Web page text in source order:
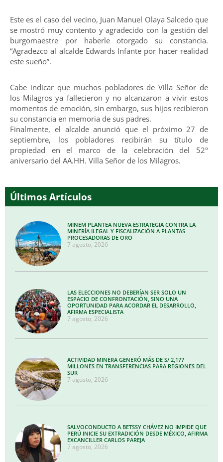
Este es el caso del vecino, Juan Manuel Olaya Salcedo que
se mostró muy contento y agradecido con la gestión del
burgomaestre por haberle otorgado su constancia.
“Agradezco al alcalde Edwards Infante por hacer realidad
este sueño”.
Cabe indicar que muchos pobladores de Villa Señor de
los Milagros ya fallecieron y no alcanzaron a vivir estos
momentos de emoción, sin embargo, sus hijos recibieron
su constancia en memoria de sus padres.
Finalmente, el alcalde anunció que el próximo 27 de
septiembre, los pobladores recibirán su título de
propiedad en el marco de la celebración del 52º
aniversario del AA.HH. Villa Señor de los Milagros.
Últimos Artículos
MINEM PLANTEA NUEVA ESTRATEGIA CONTRA LA
MINERÍA ILEGAL Y FISCALIZACIÓN A PLANTAS
PROCESADORAS DE ORO
7 agosto, 2026
LAS ELECCIONES NO DEBERÍAN SER SOLO UN
ESPACIO DE CONFRONTACIÓN, SINO UNA
OPORTUNIDAD PARA ACORDAR EL DESARROLLO,
AFIRMA ESPECIALISTA
7 agosto, 2026
ACTIVIDAD MINERA GENERÓ MÁS DE S/ 2,177
MILLONES EN TRANSFERENCIAS PARA REGIONES DEL
SUR
7 agosto, 2026
SALVOCONDUCTO A BETSSY CHÁVEZ NO IMPIDE QUE
PERÚ INICIE SU EXTRADICIÓN DESDE MÉXICO, AFIRMA
EXCANCILLER CARLOS PAREJA
7 agosto, 2026